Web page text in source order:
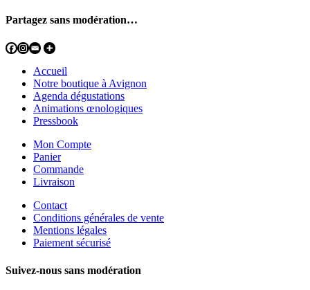
Partagez sans modération…
Accueil
Notre boutique à Avignon
Agenda dégustations
Animations œnologiques
Pressbook
Mon Compte
Panier
Commande
Livraison
Contact
Conditions générales de vente
Mentions légales
Paiement sécurisé
Suivez-nous sans modération